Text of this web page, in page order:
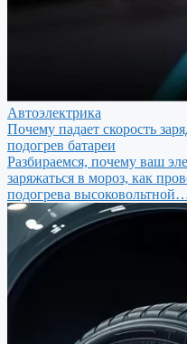
Автоэлектрика
Почему падает скорость
подогрев батареи
Разбираемся, почему ваш
заряжаться в мороз, как
подогрева